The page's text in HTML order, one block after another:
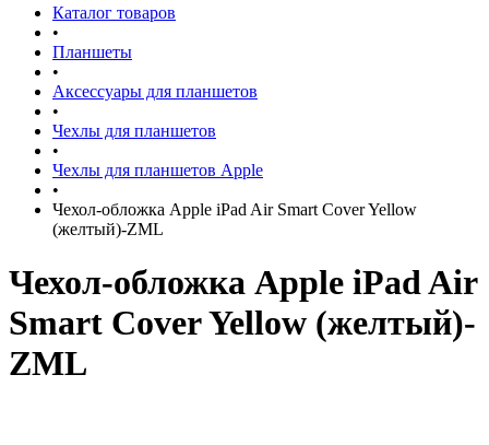
Каталог товаров
•
Планшеты
•
Аксессуары для планшетов
•
Чехлы для планшетов
•
Чехлы для планшетов Apple
•
Чехол-обложка Apple iPad Air Smart Cover Yellow
(желтый)-ZML
Чехол-обложка Apple iPad Air
Smart Cover Yellow (желтый)-
ZML